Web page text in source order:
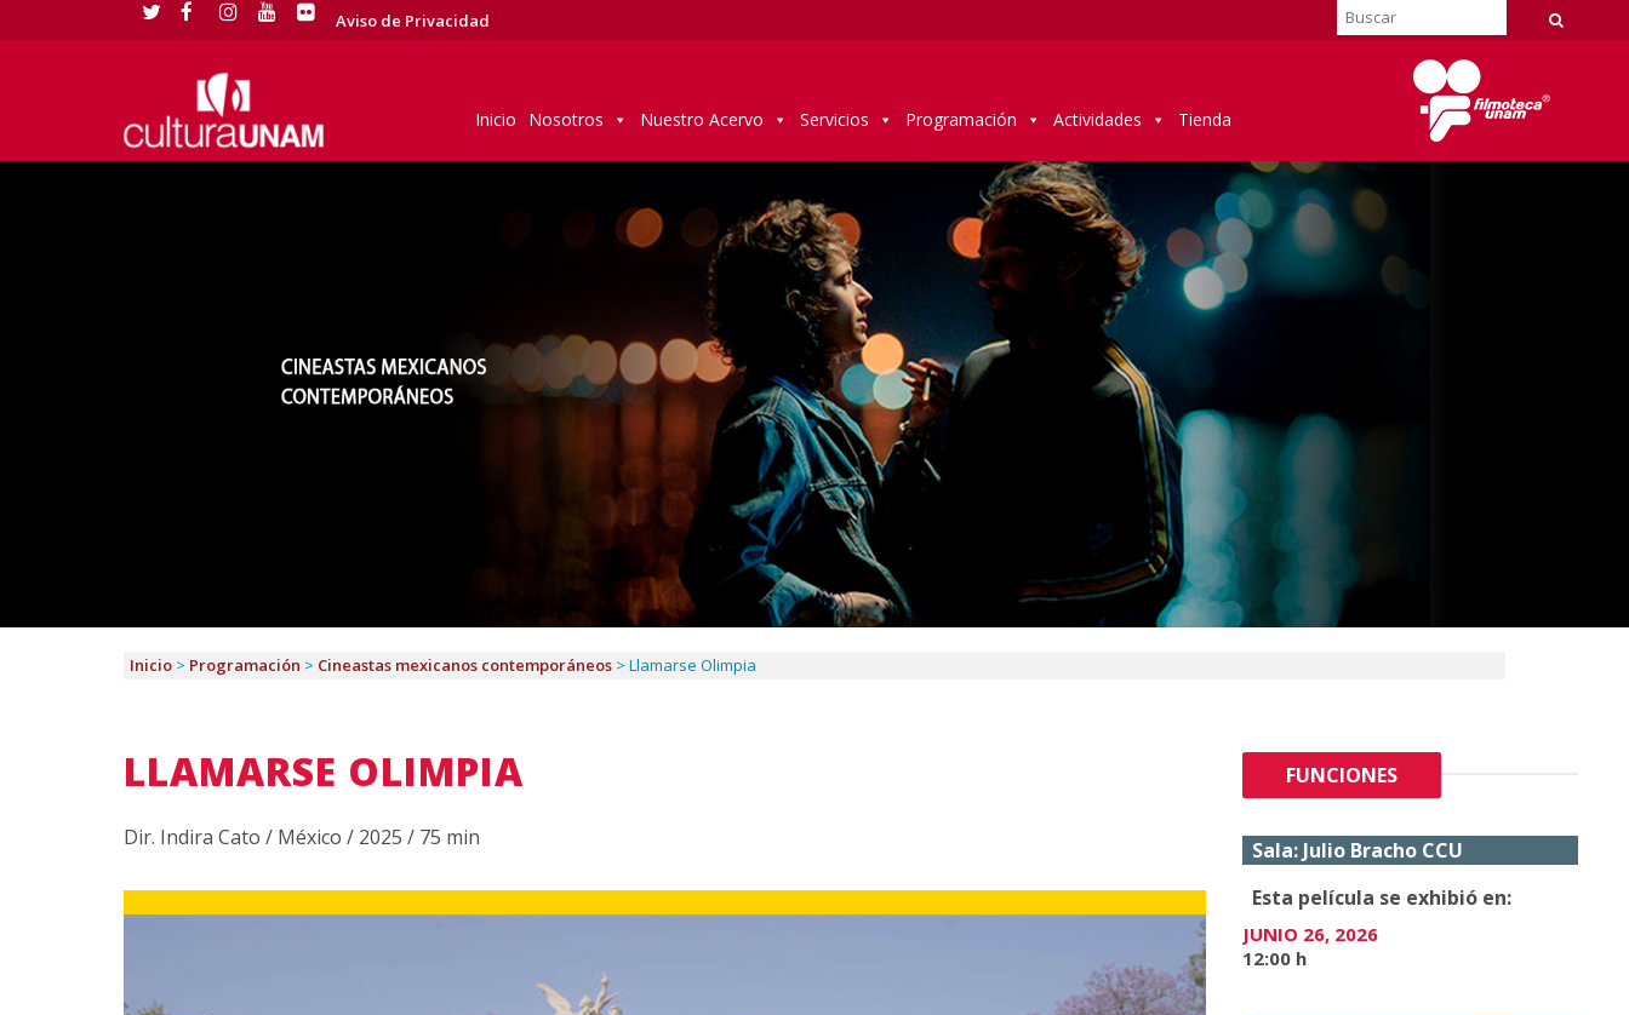
Aviso de Privacidad
Inicio Nosotros Nuestro Acervo Servicios Programación Actividades Tienda
Inicio > Programación > Cineastas mexicanos contemporáneos > Llamarse Olimpia
LLAMARSE OLIMPIA
Dir. Indira Cato / México / 2025 / 75 min
FUNCIONES
Sala: Julio Bracho CCU
Esta película se exhibió en:
JUNIO 26, 2026
12:00 h